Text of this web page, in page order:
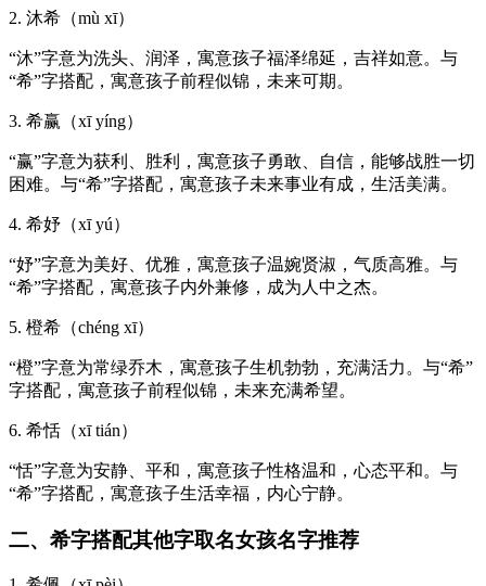
2. 沐希（mù xī）
“沐”字意为洗头、润泽，寓意孩子福泽绵延，吉祥如意。与
“希”字搭配，寓意孩子前程似锦，未来可期。
3. 希赢（xī yíng）
“赢”字意为获利、胜利，寓意孩子勇敢、自信，能够战胜一切
困难。与“希”字搭配，寓意孩子未来事业有成，生活美满。
4. 希妤（xī yú）
“妤”字意为美好、优雅，寓意孩子温婉贤淑，气质高雅。与
“希”字搭配，寓意孩子内外兼修，成为人中之杰。
5. 橙希（chéng xī）
“橙”字意为常绿乔木，寓意孩子生机勃勃，充满活力。与“希”
字搭配，寓意孩子前程似锦，未来充满希望。
6. 希恬（xī tián）
“恬”字意为安静、平和，寓意孩子性格温和，心态平和。与
“希”字搭配，寓意孩子生活幸福，内心宁静。
二、希字搭配其他字取名女孩名字推荐